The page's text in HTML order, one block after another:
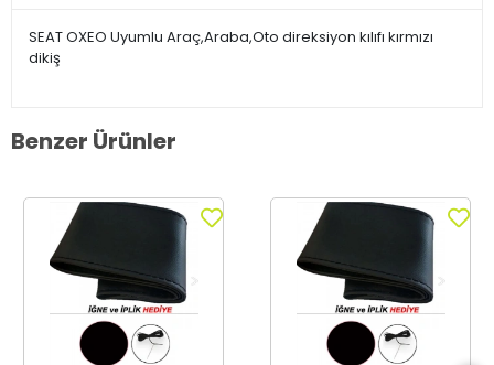
SEAT OXEO Uyumlu Araç,Araba,Oto direksiyon kılıfı kırmızı
dikiş
Benzer Ürünler